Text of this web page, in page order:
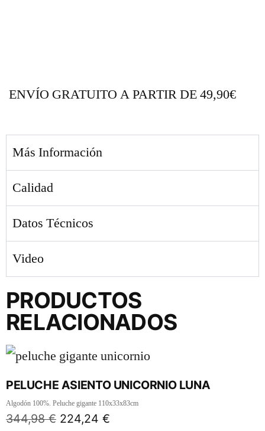
ENVÍO GRATUITO A PARTIR DE 49,90€
Más Información
Calidad
Datos Técnicos
Video
PRODUCTOS
RELACIONADOS
PELUCHE ASIENTO UNICORNIO LUNA
Algodón 100%. Peluche gigante 110x33x83cm
344,98€ 224,24 €